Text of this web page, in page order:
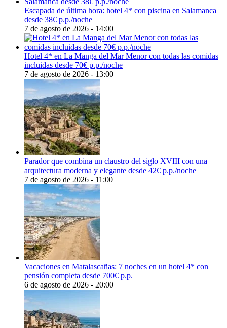
Escapada de última hora: hotel 4* con piscina en Salamanca
desde 38€ p.p./noche
7 de agosto de 2026 - 14:00
Hotel 4* en La Manga del Mar Menor con todas las comidas
incluidas desde 70€ p.p./noche
7 de agosto de 2026 - 13:00
Parador que combina un claustro del siglo XVIII con una
arquitectura moderna y elegante desde 42€ p.p./noche
7 de agosto de 2026 - 11:00
Vacaciones en Matalascañas: 7 noches en un hotel 4* con
pensión completa desde 700€ p.p.
6 de agosto de 2026 - 20:00